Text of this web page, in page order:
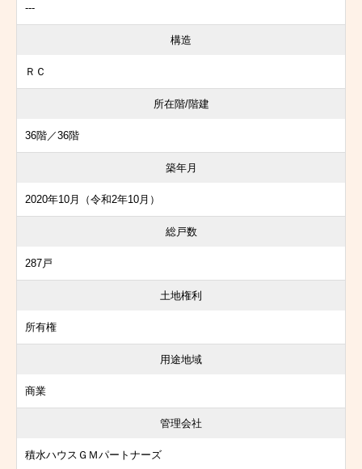
---
構造
ＲＣ
所在階/階建
36階／36階
築年月
2020年10月（令和2年10月）
総戸数
287戸
土地権利
所有権
用途地域
商業
管理会社
積水ハウスＧＭパートナーズ